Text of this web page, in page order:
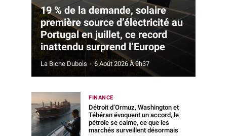
19 % de la demande, solaire
première source d’électricité au
Portugal en juillet, ce record
inattendu surprend l’Europe
La Biche Dubois - 6 Août 2026 À 9h37
FINANCE
Détroit d’Ormuz, Washington et
Téhéran évoquent un accord, le
pétrole se calme, ce que les
marchés surveillent désormais